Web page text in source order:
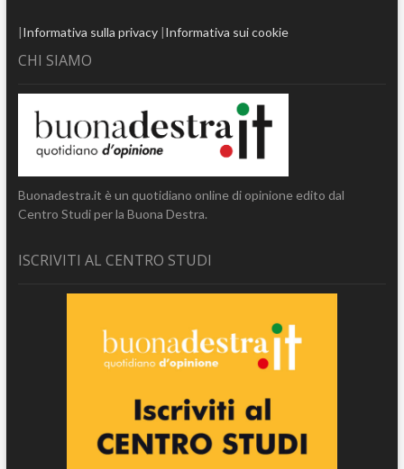
|Informativa sulla privacy|Informativa sui cookie
CHI SIAMO
Buonadestra.it è un quotidiano online di opinione edito dal
Centro Studi per la Buona Destra.
ISCRIVITI AL CENTRO STUDI